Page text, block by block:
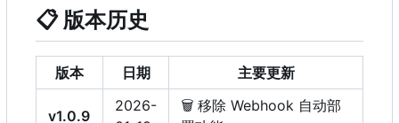
📋版本历史
版本 日期 主要更新
v1.0.9
2026-
🗑️ 移除 Webhook 自动部